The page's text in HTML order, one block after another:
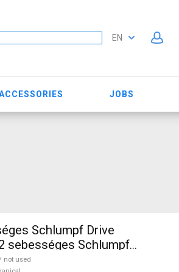
EN
JOBS
Schlumpf Drive
sebességes Schlumpf
Bike Components,
not used